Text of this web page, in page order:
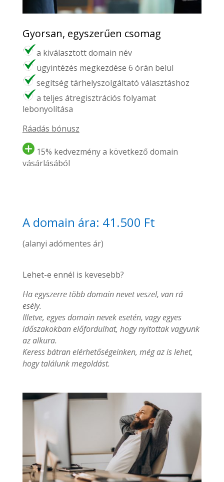
Gyorsan, egyszerűen csomag
a kiválasztott domain név
ügyintézés megkezdése 6 órán belül
segítség tárhelyszolgáltató választáshoz
a teljes átregisztrációs folyamat
lebonyolítása
Ráadás bónusz
15% kedvezmény a következő domain
vásárlásából
A domain ára: 41.500 Ft
(alanyi adómentes ár)
Lehet-e ennél is kevesebb?
Ha egyszerre több domain nevet veszel, van rá
esély.
Illetve, egyes domain nevek esetén, vagy egyes
időszakokban előfordulhat, hogy nyitottak vagyunk
az alkura.
Keress bátran elérhetőségeinken, még az is lehet,
hogy találunk megoldást.